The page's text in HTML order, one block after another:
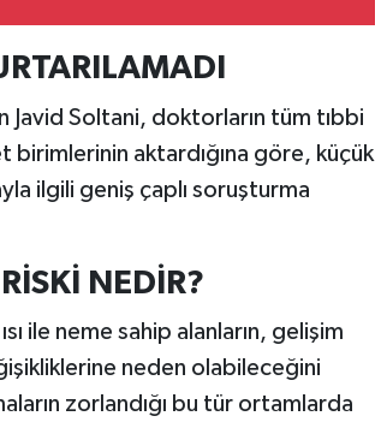
Javid Soltani, doktorların tüm tıbbi
birimlerinin aktardığına göre, küçük
ilgili geniş çaplı soruşturma
NEDİR?
ile neme sahip alanların, gelişim
neden olabileceğini
zorlandığı bu tür ortamlarda